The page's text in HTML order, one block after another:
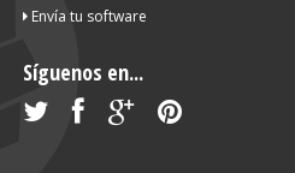
Envía tu software
Síguenos en...